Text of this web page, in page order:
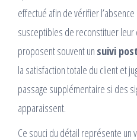
effectué afin de vérifier
susceptibles de reconstituer
proposent souvent un suivi
la satisfaction totale du client et
passage supplémentaire si des
apparaissent.
Ce souci du détail représente un